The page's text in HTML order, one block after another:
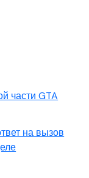
части GTA
на вызов